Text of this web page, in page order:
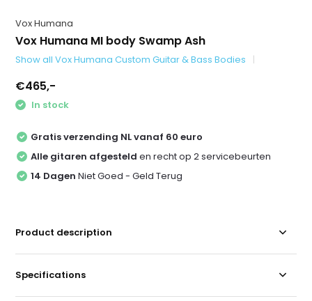
Vox Humana
Vox Humana MI body Swamp Ash
Show all Vox Humana Custom Guitar & Bass Bodies
€465,-
In stock
Gratis verzending NL vanaf 60 euro
Alle gitaren afgesteld en recht op 2 servicebeurten
14 Dagen Niet Goed - Geld Terug
Product description
Specifications